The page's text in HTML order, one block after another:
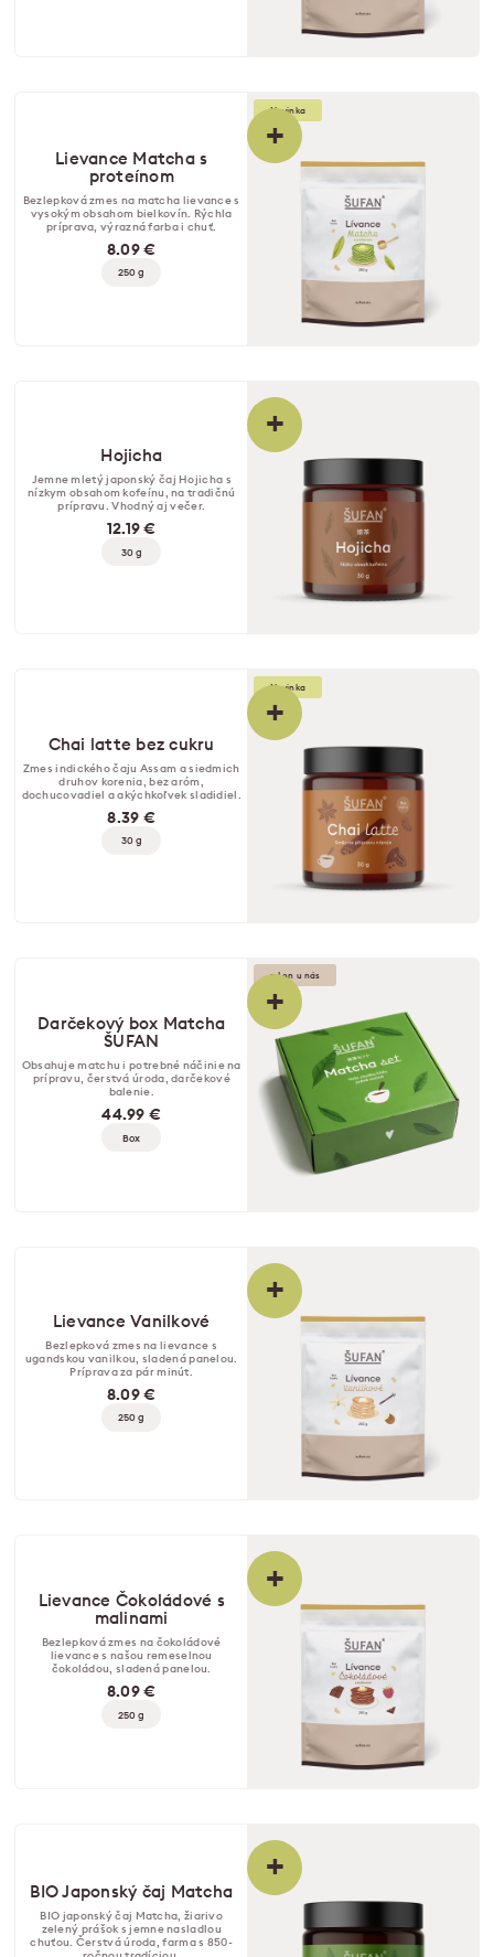
+
Novinka
Lievance Matcha s
proteínom
Bezlepková zmes na matcha lievance s
vysokým obsahom bielkovín. Rýchla
príprava, výrazná farba i chuť.
8.09 €
250 g
+
Hojicha
Jemne mletý japonský čaj Hojicha s
nízkym obsahom kofeínu, na tradičnú
prípravu. Vhodný aj večer.
12.19 €
30 g
+
Novinka
Chai latte bez cukru
Zmes indického čaju Assam a siedmich
druhov korenia, bez aróm,
dochucovadiel a akýchkoľvek sladidiel.
8.39 €
30 g
+
♥️ Len u nás
Darčekový box Matcha
ŠUFAN
Obsahuje matchu i potrebné náčinie na
prípravu, čerstvá úroda, darčekové
balenie.
44.99 €
Box
+
Lievance Vanilkové
Bezlepková zmes na lievance s
ugandskou vanilkou, sladená panelou.
Príprava za pár minút.
8.09 €
250 g
+
Lievance Čokoládové s
malinami
Bezlepková zmes na čokoládové
lievance s našou remeselnou
čokoládou, sladená panelou.
8.09 €
250 g
+
BIO Japonský čaj Matcha
BIO japonský čaj Matcha, žiarivo
zelený prášok s jemne nasladlou
chuťou. Čerstvá úroda, farma s 850-